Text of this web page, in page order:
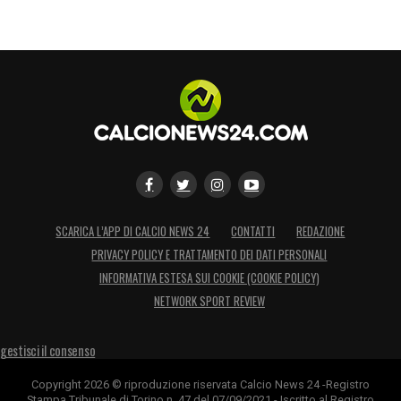
SCARICA L’APP DI CALCIO NEWS 24 CONTATTI
REDAZIONE
PRIVACY POLICY E TRATTAMENTO DEI DATI PERSONALI
INFORMATIVA ESTESA SUI COOKIE (COOKIE POLICY)
NETWORK SPORT REVIEW
gestisci il consenso
Copyright 2026 © riproduzione riservata Calcio News 24 -Registro